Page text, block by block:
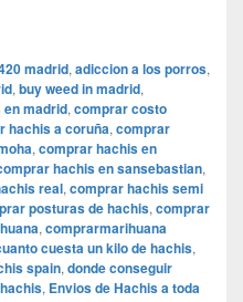
madrid, adiccion a los porros,
, buy weed in madrid,
madrid, comprar costo
hachis a coruña, comprar
, comprar hachis en
hachis en sansebastian,
real, comprar hachis semi
posturas de hachis, comprar
, comprarmarihuana
cuesta un kilo de hachis,
spain, donde conseguir
, Envios de Hachis a toda